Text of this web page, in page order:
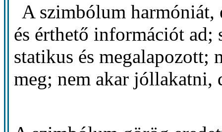
A szimbólum harmóniát,
és érthető információt ad;
statikus és megalapozott;
meg; nem akar jóllakatni,